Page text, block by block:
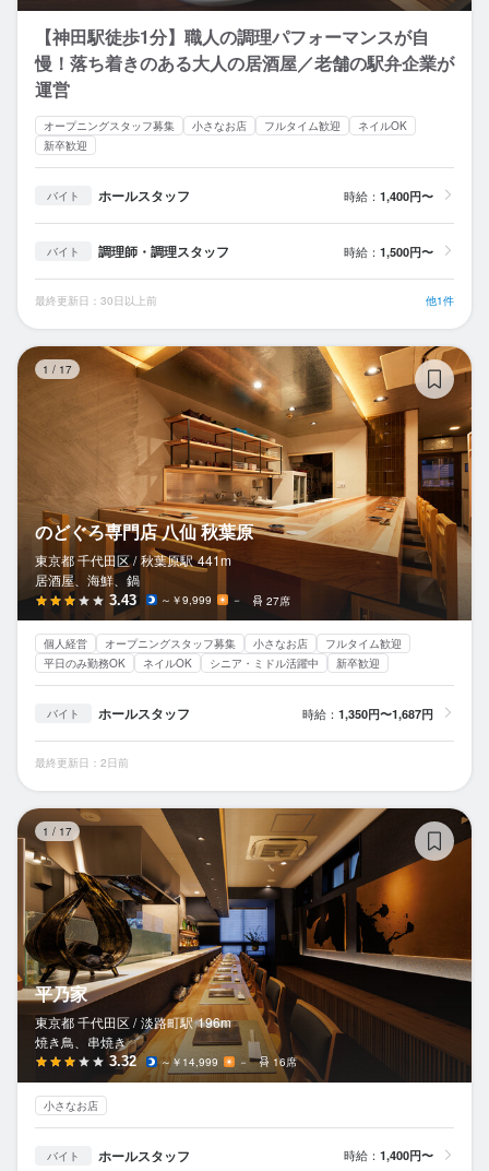
【神田駅徒歩1分】職人の調理パフォーマンスが自
慢！落ち着きのある大人の居酒屋／老舗の駅弁企業が
運営
オープニングスタッフ募集 小さなお店 フルタイム歓迎
ネイルOK
新卒歓迎
バイト ホールスタッフ 時給： 1,400円〜
バイト 調理師・調理スタッフ 時給： 1,500円〜
最終更新日：30日以上前 他1件
1 / 17
のどぐろ専門店 八仙 秋葉原
東京都 千代田区 / 秋葉原駅 441m
居酒屋、海鮮、鍋
3.43 ～￥9,999 － 27席
個人経営 オープニングスタッフ募集 小さなお店
フルタイム歓迎
平日のみ勤務OK
ネイルOK シニア・ミドル活躍中 新卒歓迎
バイト ホールスタッフ 時給： 1,350円〜1,687円
最終更新日：2日前
1 / 17
平乃家
東京都 千代田区 / 淡路町駅 196m
焼き鳥、串焼き
3.32 ～￥14,999 － 16席
小さなお店
バイト ホールスタッフ 時給： 1,400円〜